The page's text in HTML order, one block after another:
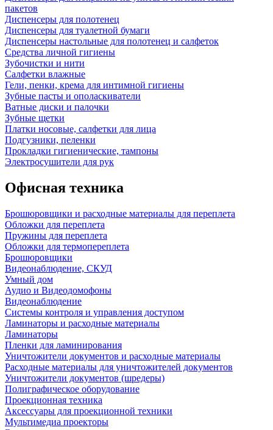
пакетов
Диспенсеры для полотенец
Диспенсеры для туалетной бумаги
Диспенсеры настольные для полотенец и салфеток
Средства личной гигиены
Зубочистки и нити
Салфетки влажные
Гели, пенки, крема для интимной гигиены
Зубные пасты и ополаскиватели
Ватные диски и палочки
Зубные щетки
Платки носовые, салфетки для лица
Подгузники, пеленки
Прокладки гигиенические, тампоны
Электросушители для рук
Офисная техника
Брошюровщики и расходные материалы для переплета
Обложки для переплета
Пружины для переплета
Обложки для термопереплета
Брошюровщики
Видеонаблюдение, СКУД
Умный дом
Аудио и Видеодомофоны
Видеонаблюдение
Системы контроля и управления доступом
Ламинаторы и расходные материалы
Ламинаторы
Пленки для ламинирования
Уничтожители документов и расходные материалы
Расходные материалы для уничтожителей документов
Уничтожители документов (шредеры)
Полиграфическое оборудование
Проекционная техника
Аксессуары для проекционной техники
Мультимедиа проекторы